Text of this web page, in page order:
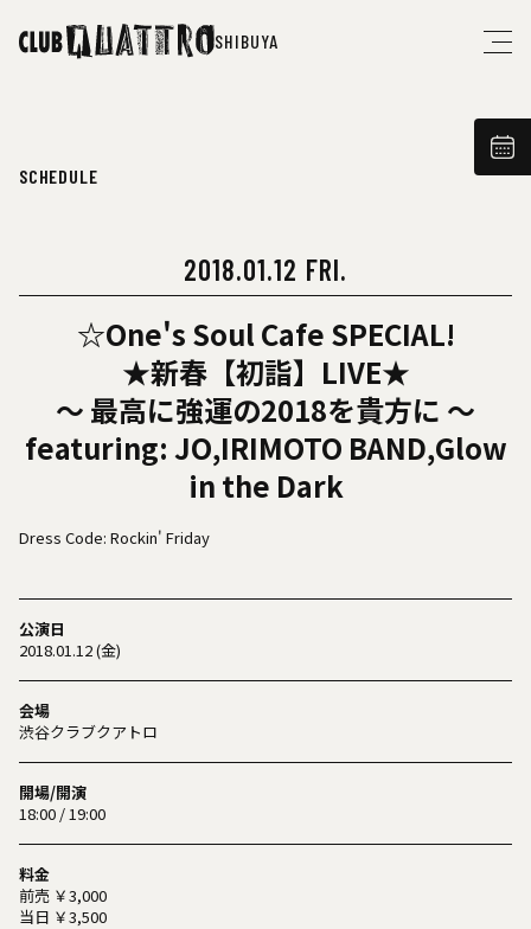
SHIBUYA
SCHEDULE
2018.01.12 FRI.
☆One's Soul Cafe SPECIAL!
★新春【初詣】LIVE★
～ 最高に強運の2018を貴方に ～
featuring: JO,IRIMOTO BAND,Glow
in the Dark
Dress Code: Rockin' Friday
公演日
2018.01.12 (金)
会場
渋谷クラブクアトロ
開場/開演
18:00 / 19:00
料金
前売 ￥3,000
当日 ￥3,500